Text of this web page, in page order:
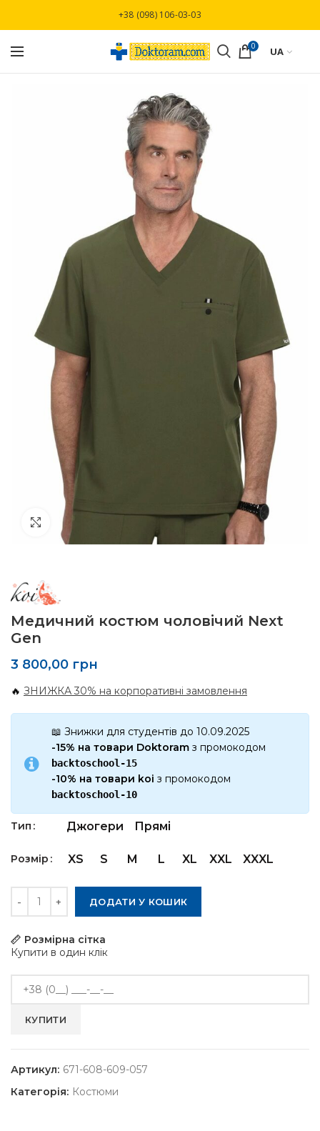
+38 (098) 106-03-03
0 UA
Click to enlarge
Медичний костюм чоловічий Next
Gen
3 800,00 грн
🔥 ЗНИЖКА 30% на корпоративні замовлення
📖 Знижки для студентів до 10.09.2025
-15% на товари Doktoram з промокодом
backtoschool-15
-10% на товари koi з промокодом
backtoschool-10
Тип Джогери Прямі
Розмір XS S M L XL XXL XXXL
ДОДАТИ У КОШИК
Розмірна сітка
Купити в один клік
Артикул: 671-608-609-057
Категорія: Костюми
Безкоштовна доставка при замовлені від